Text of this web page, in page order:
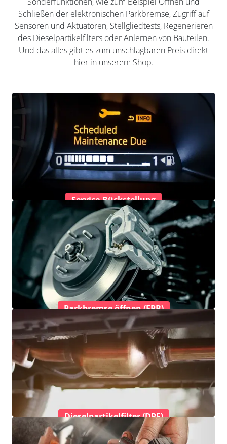
Schließen der elektronischen Parkbremse, Zugriff auf
Sensoren und Aktuatoren, Stellgliedtests, Regenerieren
des Dieselpartikelfilters oder Anlernen von Bauteilen.
Und das alles gibt es zum unschlagbaren Preis direkt
hier in unserem Shop.
Service-Rückstellung
Parkbremse öffnen (EPB)
Dieselpartikelfilter (DPF)